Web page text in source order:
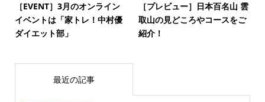
［EVENT］3月のオンライン
イベントは「家トレ！中村優
ダイエット部」
［プレビュー］日本百名山 雲
取山の見どころやコースをご
紹介！
最近の記事